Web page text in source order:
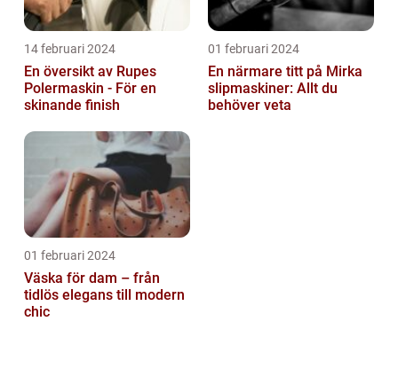
14 februari 2024
En översikt av Rupes
Polermaskin - För en
skinande finish
01 februari 2024
En närmare titt på Mirka
slipmaskiner: Allt du
behöver veta
01 februari 2024
Väska för dam – från
tidlös elegans till modern
chic